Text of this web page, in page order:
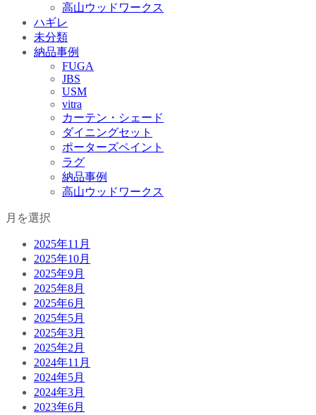
高山ウッドワークス
ハギレ
未分類
納品事例
FUGA
JBS
USM
vitra
カーテン・シェード
ダイニングセット
ポーターズペイント
ラグ
納品事例
高山ウッドワークス
月を選択
2025年11月
2025年10月
2025年9月
2025年8月
2025年6月
2025年5月
2025年3月
2025年2月
2024年11月
2024年5月
2024年3月
2023年6月